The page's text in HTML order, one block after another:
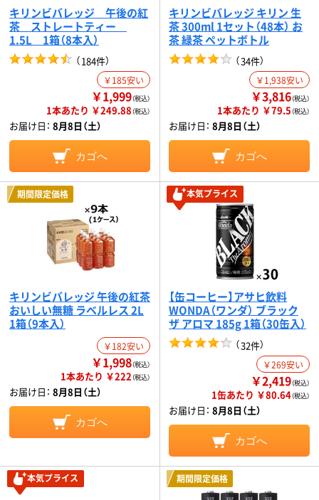
キリンビバレッジ 午後の紅
茶 ストレートティー
1.5L 1箱（8本入）
（184件）
￥185安い
￥1,999（税込）
1本あたり ￥249.88（税込）
お届け日： 8月8日（土）
カゴへ
キリンビバレッジ キリン 生
茶 300ml 1セット（48本） お
茶 緑茶 ペットボトル
（34件）
￥1,938安い
￥3,816（税込）
1本あたり ￥79.5（税込）
お届け日： 8月8日（土）
カゴへ
期間限定価格
キリンビバレッジ 午後の紅茶
おいしい無糖 ラベルレス 2L
1箱（9本入）
￥182安い
￥1,998（税込）
1本あたり ￥222（税込）
お届け日： 8月8日（土）
カゴへ
本気プライス
【缶コーヒー】アサヒ飲料
WONDA（ワンダ） ブラック
ザ アロマ 185g 1箱（30缶入）
（32件）
￥269安い
￥2,419（税込）
1缶あたり ￥80.64（税込）
お届け日： 8月8日（土）
カゴへ
本気プライス 期間限定価格